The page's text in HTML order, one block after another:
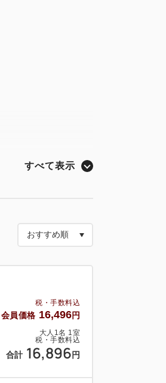
すべて表示
税・手数料込
会員価格 16,496円
大人 1名 1室
税・手数料込
合計 16,896 円